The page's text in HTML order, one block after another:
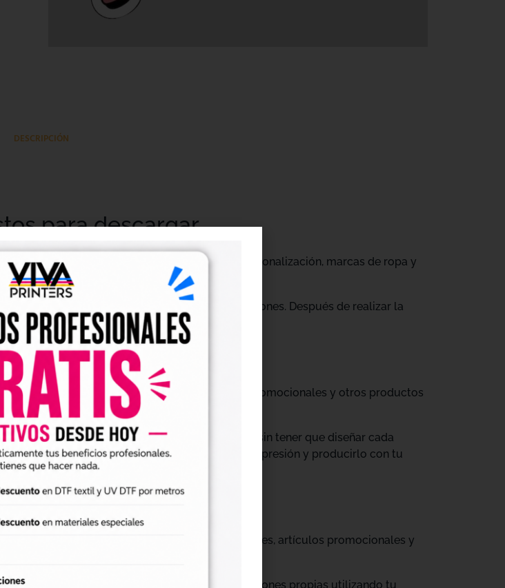
DESCRIPCIÓN
para descargar
para talleres de impresión, negocios de personalización, marcas de ropa y
sencilla.
preparados para incorporar a tus producciones. Después de realizar la
DTF o UV DTF.
sudaderas, tote bags, ropa infantil, prendas promocionales y otros productos
y ayudarte a crear nuevas colecciones sin tener que diseñar cada
preparar el archivo en tu programa de impresión y producirlo con tu
personalizar vasos, botellas, termos, cajas, envases, artículos promocionales y
personalización de objetos y preparar producciones propias utilizando tu